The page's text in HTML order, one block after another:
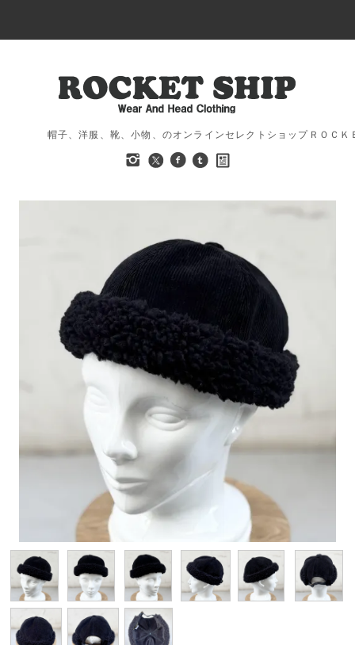
帽子、洋服、靴、小物、のオンラインセレクトショップＲＯＣ